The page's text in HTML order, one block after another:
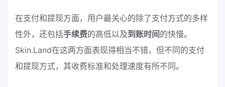
在支付和提现方面，用户最关心的除了支付方式的多样
性外，还包括手续费的高低以及到账时间的快慢。
Skin.Land在这两方面表现得相当不错，但不同的支付
和提现方式，其收费标准和处理速度有所不同。